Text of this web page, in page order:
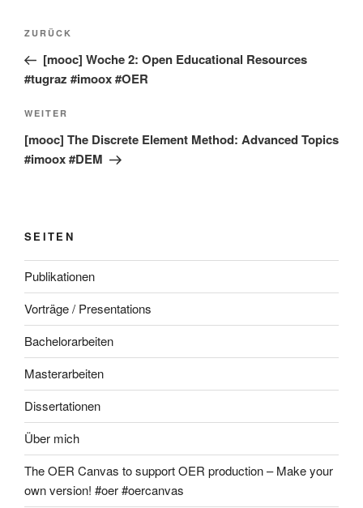
Beitragsnavigation
Vorheriger
Beitrag
ZURÜCK
[mooc] Woche 2: Open Educational Resources
#tugraz #imoox #OER
Nächster
Beitrag
WEITER
[mooc] The Discrete Element Method: Advanced Topics
#imoox #DEM
SEITEN
Publikationen
Vorträge / Presentations
Bachelorarbeiten
Masterarbeiten
Dissertationen
Über mich
The OER Canvas to support OER production – Make your
own version! #oer #oercanvas